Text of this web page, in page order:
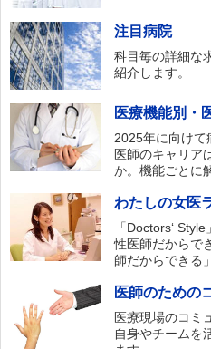
注目病院
科目毎の詳細な
紹介します。
医療機能別・
2025年に向けて
医師のキャリア
か。機能ごとに
わたしの女医
「Doctors‘
性医師だからで
師だからできる
医師のための
医療現場のコミ
自身やチームを